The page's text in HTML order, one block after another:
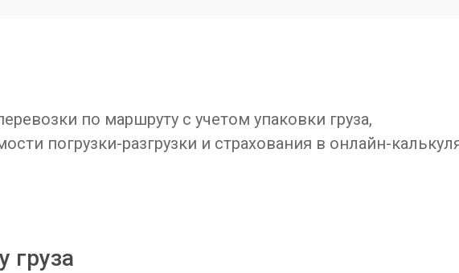
по маршруту с учетом упаковки груза,
погрузки-разгрузки и страхования в онлайн-
груза